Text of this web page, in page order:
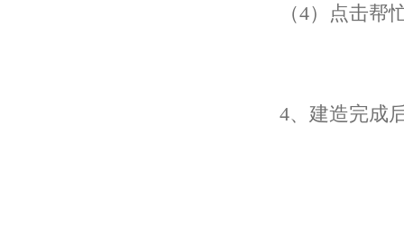
（4）点击帮
4、 建造完成